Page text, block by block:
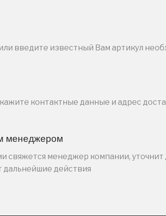
введите известный Вам артикул
контактные данные и адрес
менеджером
свяжется менеджер компании,
дальнейшие действия